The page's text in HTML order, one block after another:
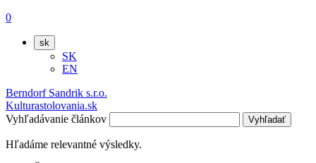
0
sk
SK
EN
Berndorf Sandrik s.r.o.
Kulturastolovania.sk
Vyhľadávanie článkov
Vyhľadať
Hľadáme relevantné výsledky.